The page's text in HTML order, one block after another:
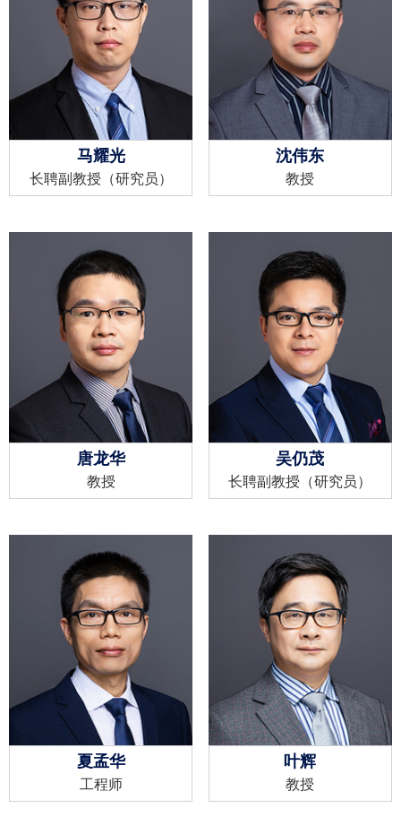
马耀光
长聘副教授（研究员）
沈伟东
教授
唐龙华
教授
吴仍茂
长聘副教授（研究员）
夏孟华
工程师
叶辉
教授